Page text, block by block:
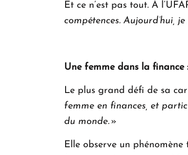
Et ce n’est pas tout. À
compétences. Aujourd’hui,
Une femme dans la
Le plus grand défi de sa
femme en finances, et
du monde. »
Elle observe un phénomène